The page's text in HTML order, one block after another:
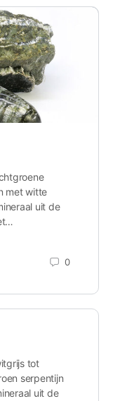
met witte
uit de
0
tot
serpentijn
uit de